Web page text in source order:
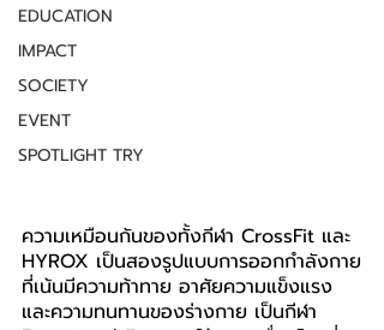
EDUCATION
IMPACT
SOCIETY
EVENT
SPOTLIGHT TRY
ความเหมือนกันของทั้งกีฬา CrossFit และ
HYROX เป็นสองรูปแบบการออกกำลังกาย
ที่เน้นมีความท้าทาย อาศัยความแข็งแรง
และความทนทานของร่างกาย เป็นกีฬา